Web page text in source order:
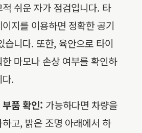
쉬운 자가 점검입니다. 타
지를 이용하면 정확한 공기
습니다. 또한, 육안으로 타이
마모나 손상 여부를 확인하
.
품 확인: 가능하다면 차량을
고, 밝은 조명 아래에서 하